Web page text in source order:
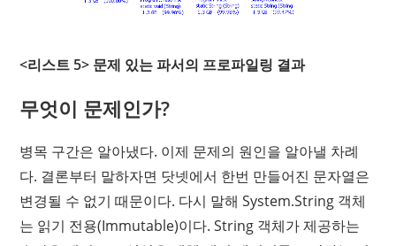
<리스트 5> 문제 있는 파서의 프로파일링 결과
무엇이 문제인가?
병목 구간은 알아냈다. 이제 문제의 원인을 알아낼 차례
다. 결론부터 말하자면 닷넷에서 한번 만들어진 문자열은
변경될 수 없기 때문이다. 다시 말해 System.String 객체
는 읽기 전용(Immutable)이다. String 객체가 제공하는